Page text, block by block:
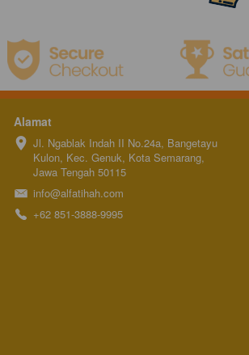
Alamat
Jl. Ngablak Indah II No.24a, Bangetayu
Kulon, Kec. Genuk, Kota Semarang,
Jawa Tengah 50115
info@alfatihah.com
+62 851-3888-9995